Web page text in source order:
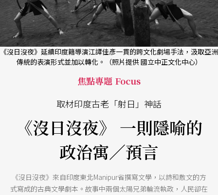
《沒日沒夜》延續印度籍導演江譚佳彥一貫的跨文化劇場手法，汲取亞洲
傳統的表演形式並加以轉化。（照片提供 國立中正文化中心）
焦點專題 Focus
取材印度古老「射日」神話
《沒日沒夜》 一則隱喻的
政治寓／預言
《沒日沒夜》來自印度東北Manipur省撰寫文學，以詩和散文的方
式寫成的古典文學劇本。故事中兩個太陽兄弟輪流執政，人民卻在